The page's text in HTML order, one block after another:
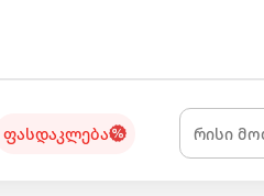
ფასდაკლება